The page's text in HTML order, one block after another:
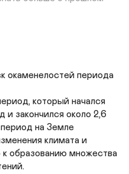
окаменелостей периода
который начался
и закончился около 2,6
на Земле
климата и
к образованию множества